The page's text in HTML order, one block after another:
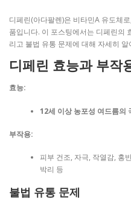
디페린(아다팔렌)은 비타민A 유도체
품입니다. 이 포스팅에서는 디페린의
리고 불법 유통 문제에 대해 자세히
디페린 효능과 부작
효능:
12세 이상 농포성 여드름의
부작용:
피부 건조, 자극, 작열감, 홍
박리 등
불법 유통 문제